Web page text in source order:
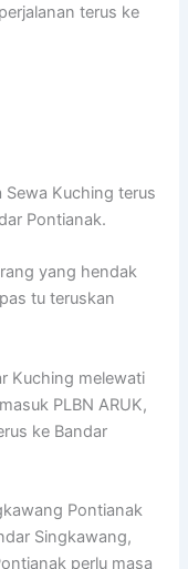
terus ke
Sewa Kuching terus
Pontianak.
yang hendak
tu teruskan
Kuching melewati
PLBN ARUK,
ke Bandar
Pontianak
Singkawang,
perlu masa